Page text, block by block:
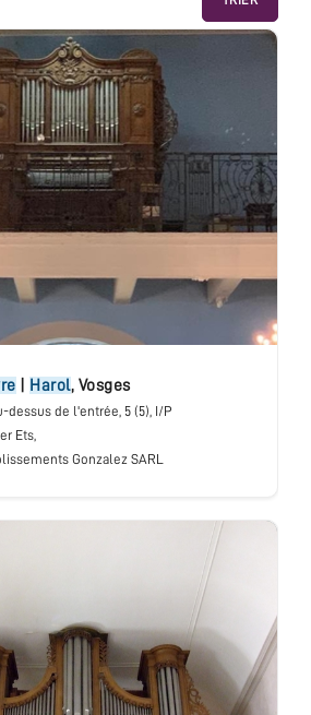
Harol, Vosges
dessus de l'entrée, 5 (5), I/P
Ets,
Gonzalez SARL